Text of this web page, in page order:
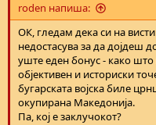
roden напиша:
ОК, гледам дека си на
недостасува за да дојдеш
уште еден бонус - како
објективен и историски
бугарската војска биле
окупирана Македонија.
Па, кој е заклучокот?